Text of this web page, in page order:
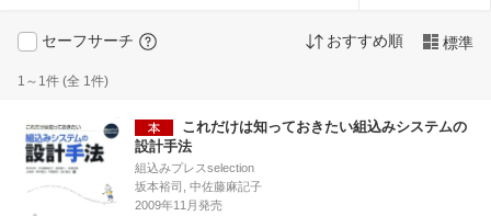
セーフサーチ おすすめ順 標準
1～1件 (全 1件)
これだけは知っておきたい組込みシステムの
設計手法
組込みプレスselection
坂本裕司, 中佐藤麻記子
2009年11月発売